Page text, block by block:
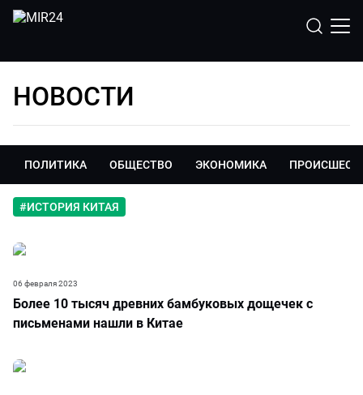
НОВОСТИ
ПОЛИТИКА ОБЩЕСТВО ЭКОНОМИКА
#ИСТОРИЯ КИТАЯ
Более 10 тысяч древних бамбуковых дощечек с
письменами нашли в Китае
06 февраля 2023